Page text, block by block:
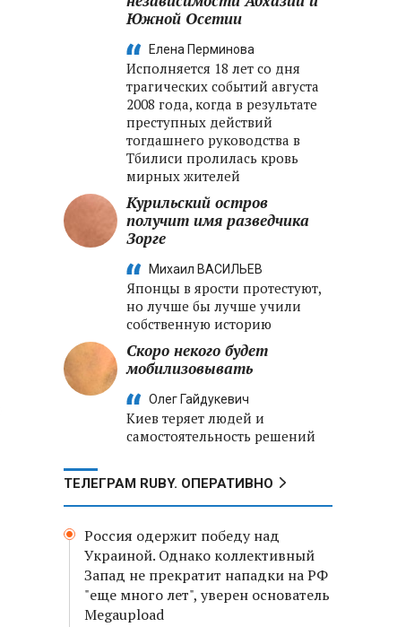
Южной Осетии
Елена Перминова
Исполняется 18 лет со дня
трагических событий августа
2008 года, когда в результате
преступных действий
тогдашнего руководства в
Тбилиси пролилась кровь
мирных жителей
Курильский остров
получит имя разведчика
Зорге
Михаил ВАСИЛЬЕВ
Японцы в ярости протестуют,
но лучше бы лучше учили
собственную историю
Скоро некого будет
мобилизовывать
Олег Гайдукевич
Киев теряет людей и
самостоятельность решений
ТЕЛЕГРАМ RUBY. ОПЕРАТИВНО
Россия одержит победу над
Украиной. Однако коллективный
Запад не прекратит нападки на РФ
"еще много лет", уверен основатель
Megaupload